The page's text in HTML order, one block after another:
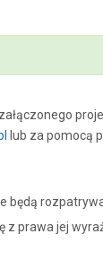
lub za pomocą
będą
prawa jej